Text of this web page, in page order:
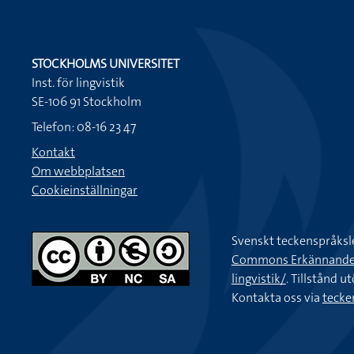
STOCKHOLMS UNIVERSITET
Inst. för lingvistik
SE-106 91 Stockholm
Telefon: 08-16 23 47
Kontakt
Om webbplatsen
Cookieinställningar
Svenskt
Commons
lingvistik/. Tillstånd
Kontakta oss via